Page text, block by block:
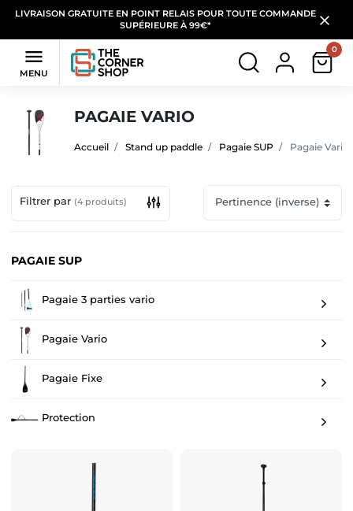
LIVRAISON GRATUITE EN POINT RELAIS POUR TOUTE COMMANDE
SUPÉRIEURE À 99€*

MENU
0
PAGAIE VARIO
Accueil Stand up paddle Pagaie SUP Pagaie Vario
Filtrer par (4 produits)
PAGAIE SUP
Pagaie 3 parties vario
Pagaie Vario
Pagaie Fixe
Protection